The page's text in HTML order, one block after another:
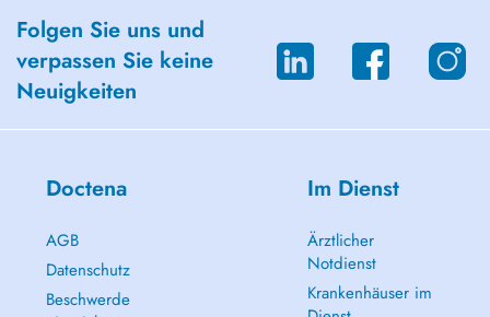
Folgen Sie uns und
verpassen Sie keine
Neuigkeiten
Doctena
AGB
Datenschutz
Beschwerde
Im Dienst
Ärztlicher
Notdienst
Krankenhäuser im